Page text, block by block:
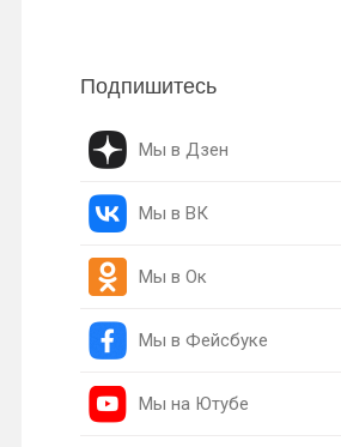
Подпишитесь
Мы в Дзен
Мы в ВК
Мы в Ок
Мы в Фейсбуке
Мы на Ютубе